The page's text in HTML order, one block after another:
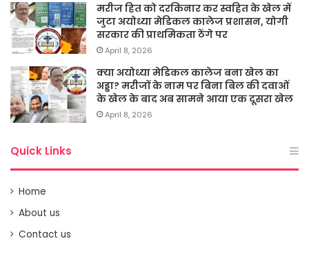
मरीज हित को दरकिनार कर स्वहित के खेल में
जुटा अयोध्या मेडिकल कालेज प्रशासन, योगी
सरकार की प्राथमिकता ठेंगे पर
April 8, 2026
क्या अयोध्या मेडिकल कालेज बना खेल का
अड्डा? मरीजों के नाम पर बिना बिल की दवाओं
के खेल के बाद अब सामने आया एक दूसरा खेल
April 8, 2026
Quick Links
Home
About us
Contact us